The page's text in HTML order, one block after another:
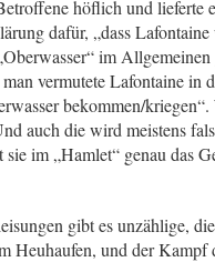
höflich und lieferte
dafür, „dass
im
vermutete Lafontaine in
bekommen/
auch die wird meistens
im „Hamlet“ genau das
gibt es unzählige,
Heuhaufen, und der Kampf